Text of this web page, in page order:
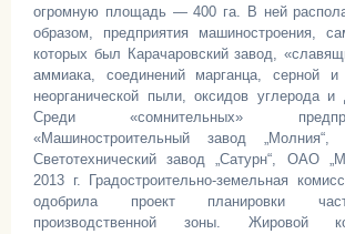
огромную площадь — 400 га. В ней
образом, предприятия машиностроения,
которых был Карачаровский завод,
аммиака, соединений марганца, серной и
неорганической пыли, оксидов углерода и
Среди «сомнительных»
«Машиностроительный завод
Светотехнический завод „Сатурн“, ОАО
2013 г. Градостроительно-земельная
одобрила проект планировки
производственной зоны. Жировой